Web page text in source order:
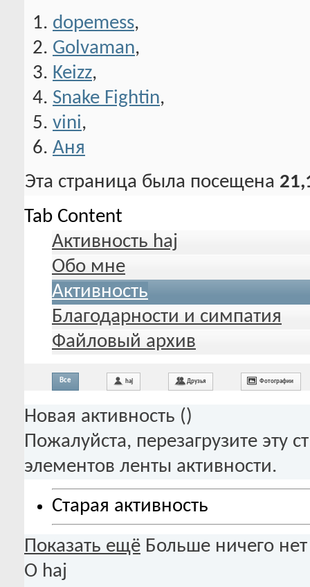
dopemess,
Golvaman,
Keizz,
Snake Fightin,
vini,
Аня
Эта страница была посещена
Tab Content
Активность haj
Обо мне
Активность
Благодарности и симпатия
Файловый архив
Все haj Друзья Фотографии
Новая активность ()
Пожалуйста, перезагрузите эту
элементов ленты активности.
Старая активность
Показать ещё Больше ничего нет
О haj